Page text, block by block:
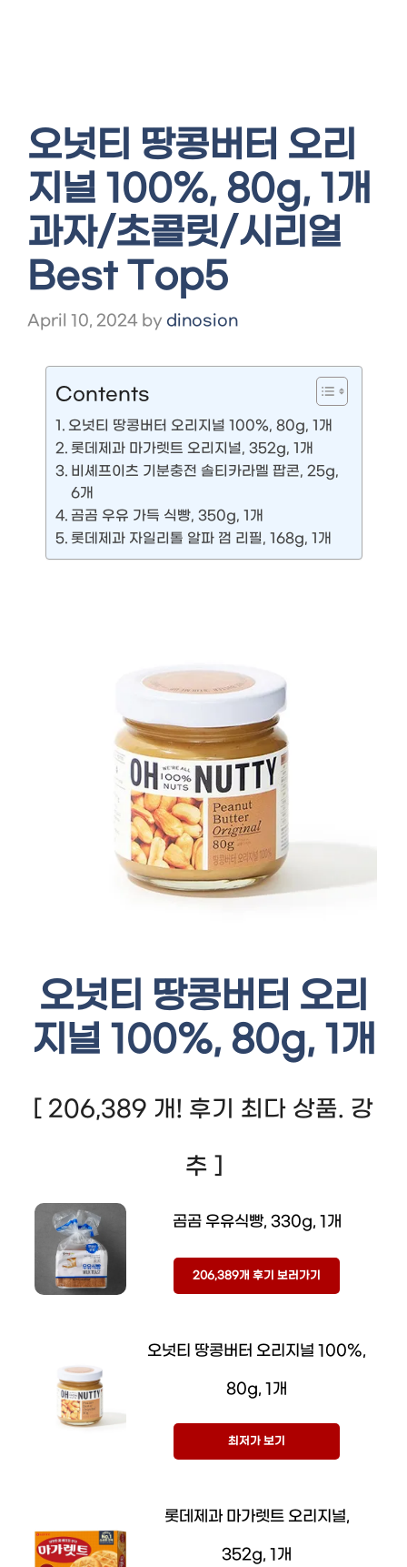
오넛티 땅콩버터 오리
지널 100%, 80g, 1개
과자/초콜릿/시리얼
Best Top5
April 10, 2024 by dinosion
Contents
오넛티 땅콩버터 오리지널 100%, 80g, 1개
롯데제과 마가렛트 오리지널, 352g, 1개
비셰프이츠 기분충전 솔티카라멜 팝콘, 25g,
6개
곰곰 우유 가득 식빵, 350g, 1개
롯데제과 자일리톨 알파 껌 리필, 168g, 1개
오넛티 땅콩버터 오리
지널 100%, 80g, 1개
[ 206,389 개! 후기 최다 상품. 강
추 ]
곰곰 우유식빵, 330g, 1개
206,389개 후기 보러가기
오넛티 땅콩버터 오리지널 100%,
80g, 1개
최저가 보기
롯데제과 마가렛트 오리지널,
352g, 1개